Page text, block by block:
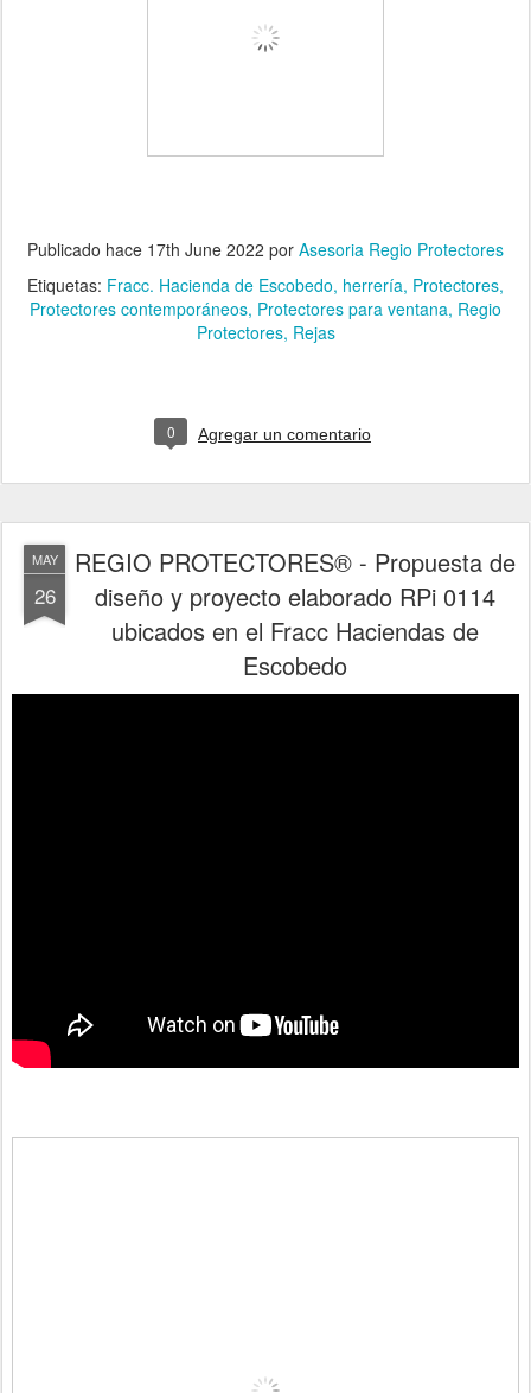
Publicado hace 17th June 2022 por Asesoria Regio Protectores
Etiquetas: Fracc. Hacienda de Escobedo herrería Protectores
Protectores contemporáneos Protectores para ventana Regio
Protectores Rejas
0 Agregar un comentario
MAY
26
REGIO PROTECTORES® - Propuesta de
diseño y proyecto elaborado RPi 0114
ubicados en el Fracc Haciendas de
Escobedo